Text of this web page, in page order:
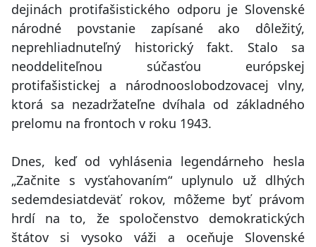
dejinách protifašistického odporu je Slovenské
národné povstanie zapísané ako dôležitý,
neprehliadnuteľný historický fakt. Stalo sa
neoddeliteľnou súčasťou európskej
protifašistickej a národnooslobodzovacej vlny,
ktorá sa nezadržateľne dvíhala od základného
prelomu na frontoch v roku 1943.
Dnes, keď od vyhlásenia legendárneho hesla
„Začnite s vysťahovaním“ uplynulo už dlhých
sedemdesiatdeväť rokov, môžeme byť právom
hrdí na to, že spoločenstvo demokratických
štátov si vysoko váži a oceňuje Slovenské